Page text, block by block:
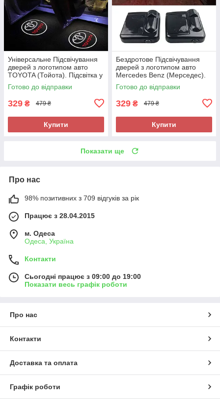
Універсальне Підсвічування
дверей з логотипом авто
TOYOTA (Тойота). Підсвітка у
двері Тойота led
Готово до відправки
329 ₴ 479 ₴
Купити
Бездротове Підсвічування
дверей з логотипом авто
Mercedes Benz (Мерседес).
Підсвітка у двері Мерседес
led на батарейках
Готово до відправки
329 ₴ 479 ₴
Купити
Показати ще
Про нас
98% позитивних з 709 відгуків за рік
Працює з 28.04.2015
м. Одеса
Одеса, Україна
Контакти
Сьогодні працює з 09:00 до 19:00
Показати весь графік роботи
Про нас
Контакти
Доставка та оплата
Графік роботи